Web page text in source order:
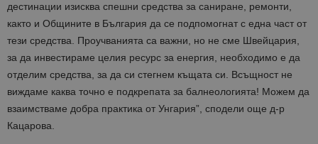
дестинации изисква спешни средства за саниране, ремонти,
както и Общините в България да се подпомогнат с една част от
тези средства. Проучванията са важни, но не сме Швейцария,
за да инвестираме целия ресурс за енергия, необходимо е да
отделим средства, за да си стегнем къщата си. Всъщност не
виждаме каква точно е подкрепата за балнеологията! Можем да
взаимстваме добра практика от Унгария”, сподели още д-р
Кацарова.